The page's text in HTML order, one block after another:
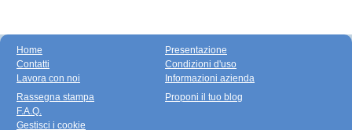
Home
Contatti
Lavora con noi
Presentazione
Condizioni d'uso
Informazioni azienda
Rassegna stampa
F.A.Q.
Gestisci i cookie
Proponi il tuo blog